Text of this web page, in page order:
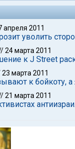
апреля 2011
уволить
24 марта 2011
к J Street
23 марта 2011
к бойкоту,
21 марта 2011